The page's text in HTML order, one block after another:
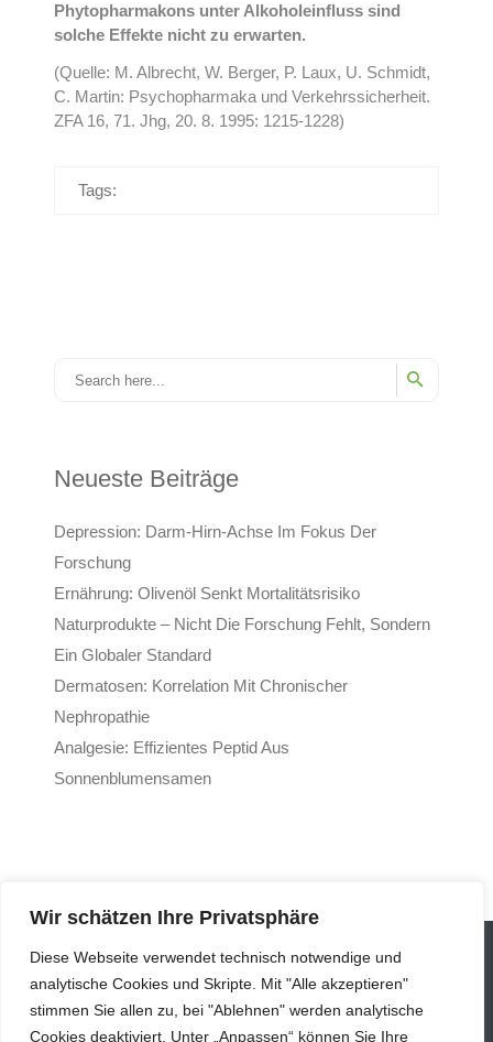
Wir schätzen Ihre Privatsphäre
Diese Webseite verwendet technisch notwendige und
analytische Cookies und Skripte. Mit "Alle akzeptieren"
stimmen Sie allen zu, bei "Ablehnen" werden analytische
Cookies deaktiviert. Unter „Anpassen“ können Sie Ihre
Phytopharmakons unter Alkoholeinfluss sind
solche Effekte nicht zu erwarten.
(Quelle: M. Albrecht, W. Berger, P. Laux, U. Schmidt,
C. Martin: Psychopharmaka und Verkehrssicherheit.
ZFA 16, 71. Jhg, 20. 8. 1995: 1215-1228)
Tags:
Neueste Beiträge
Depression: Darm-Hirn-Achse Im Fokus Der
Forschung
Ernährung: Olivenöl Senkt Mortalitätsrisiko
Naturprodukte – Nicht Die Forschung Fehlt, Sondern
Ein Globaler Standard
Dermatosen: Korrelation Mit Chronischer
Nephropathie
Analgesie: Effizientes Peptid Aus
Sonnenblumensamen